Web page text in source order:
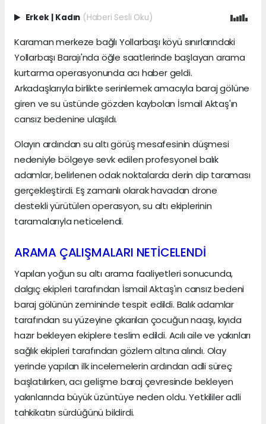
Erkek Kadın (Haberi Sesli Oku)
Karaman merkeze bağlı Yollarbaşı köyü sınırlarındaki
Yollarbaşı Barajı'nda öğle saatlerinde başlayan arama
kurtarma operasyonunda acı haber geldi.
Arkadaşlarıyla birlikte serinlemek amacıyla baraj gölüne
giren ve su üstünde gözden kaybolan İsmail Aktaş'ın
cansız bedenine ulaşıldı.
Olayın ardından su altı görüş mesafesinin düşmesi
nedeniyle bölgeye sevk edilen profesyonel balık
adamlar, belirlenen odak noktalarda derin dip taraması
gerçekleştirdi. Eş zamanlı olarak havadan drone
destekli yürütülen operasyon, su altı ekiplerinin
taramalarıyla neticelendi.
ARAMA ÇALIŞMALARI NETİCELENDİ
Yapılan yoğun su altı arama faaliyetleri sonucunda,
dalgıç ekipleri tarafından İsmail Aktaş'ın cansız bedeni
baraj gölünün zemininde tespit edildi. Balık adamlar
tarafından su yüzeyine çıkarılan çocuğun naaşı, kıyıda
hazır bekleyen ekiplere teslim edildi. Acılı aile ve yakınları
sağlık ekipleri tarafından gözlem altına alındı. Olay
yerinde yapılan ilk incelemelerin ardından adli süreç
başlatılırken, acı gelişme baraj çevresinde bekleyen
yakınlarında büyük üzüntüye neden oldu. Yetkililer adli
tahkikatın sürdüğünü bildirdi.